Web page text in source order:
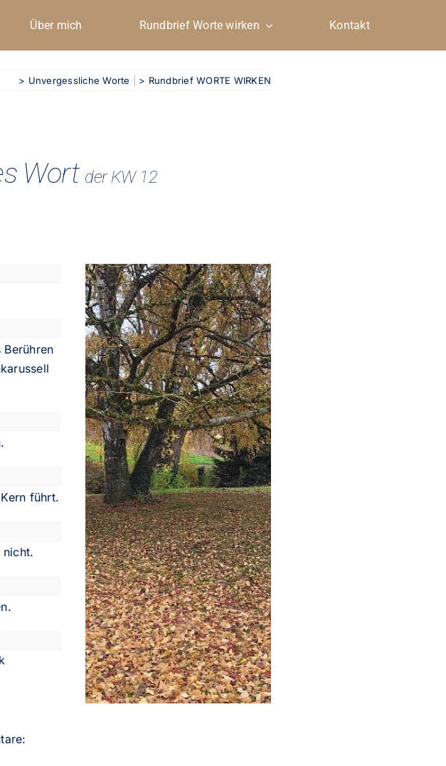
Über mich Rundbrief Worte wirken Kontakt
> UnvergesslicheWorte > Rundbrief WORTE WIRKEN
Wort der KW 12
führt.
nicht.